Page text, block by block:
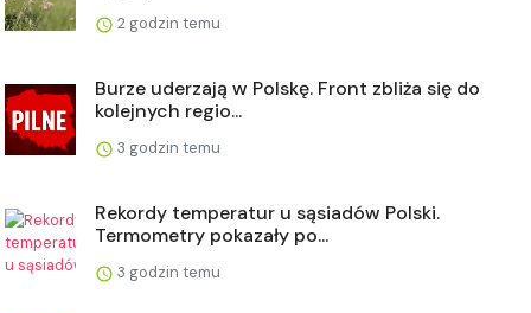
2 godzin temu
Burze uderzają w Polskę. Front zbliża się do
kolejnych regio...
3 godzin temu
Rekordy temperatur u sąsiadów Polski.
Termometry pokazały po...
3 godzin temu